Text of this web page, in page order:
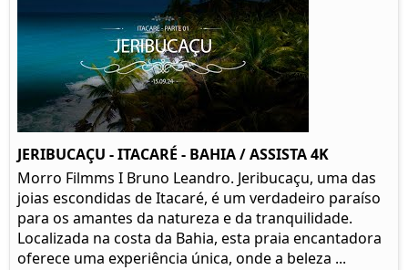
JERIBUCAÇU - ITACARÉ - BAHIA / ASSISTA 4K
Morro Filmms I Bruno Leandro. Jeribucaçu, uma das
joias escondidas de Itacaré, é um verdadeiro paraíso
para os amantes da natureza e da tranquilidade.
Localizada na costa da Bahia, esta praia encantadora
oferece uma experiência única, onde a beleza ...